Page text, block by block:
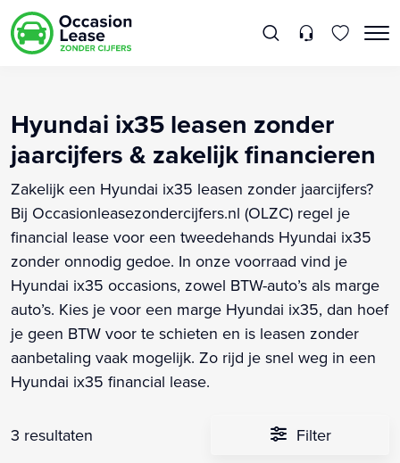
Hyundai ix35 leasen zonder
jaarcijfers & zakelijk financieren
Zakelijk een Hyundai ix35 leasen zonder jaarcijfers?
Bij Occasionleasezondercijfers.nl (OLZC) regel je
financial lease voor een tweedehands Hyundai ix35
zonder onnodig gedoe. In onze voorraad vind je
Hyundai ix35 occasions, zowel BTW-auto’s als marge
auto’s. Kies je voor een marge Hyundai ix35, dan hoef
je geen BTW voor te schieten en is leasen zonder
aanbetaling vaak mogelijk. Zo rijd je snel weg in een
Hyundai ix35 financial lease.
3 resultaten Filter